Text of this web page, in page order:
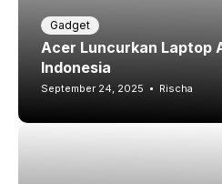
Gadget
Acer Luncurkan Laptop
Indonesia
September 24, 2025 Rischa